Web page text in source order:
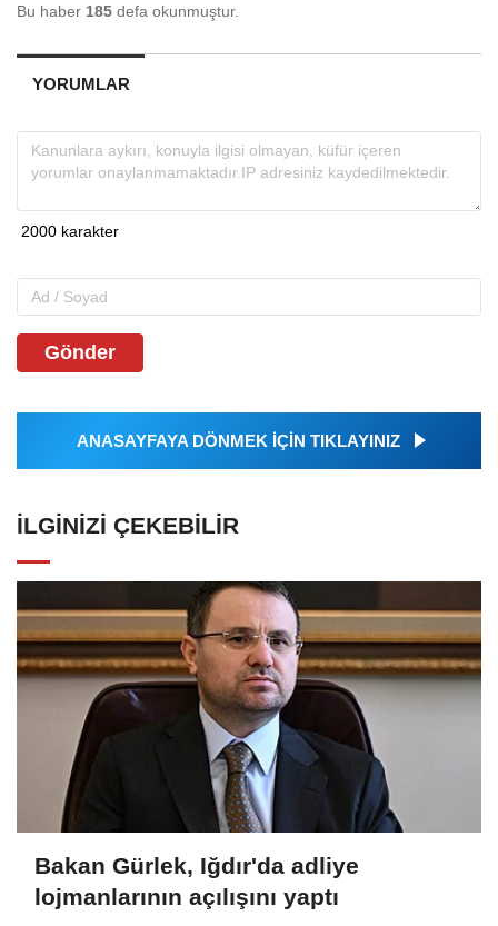
Bu haber 185 defa okunmuştur.
YORUMLAR
Gönder
ANASAYFAYA DÖNMEK İÇİN TIKLAYINIZ
İLGINIZI ÇEKEBILIR
Bakan Gürlek, Iğdır'da adliye
lojmanlarının açılışını yaptı